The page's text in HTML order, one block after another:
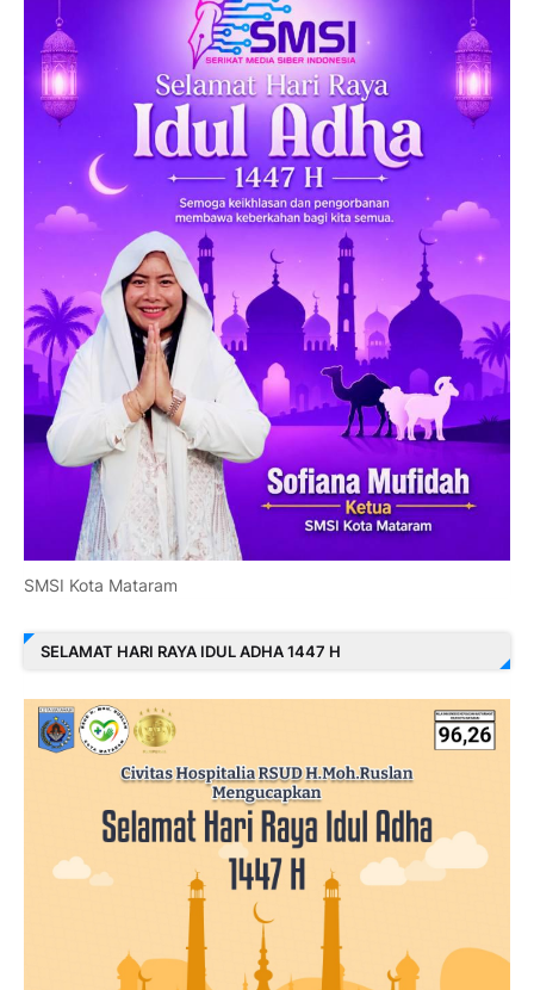
SMSI Kota Mataram
SELAMAT HARI RAYA IDUL ADHA 1447 H